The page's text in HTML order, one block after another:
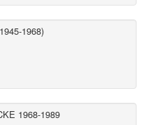
1968)
1968-1989